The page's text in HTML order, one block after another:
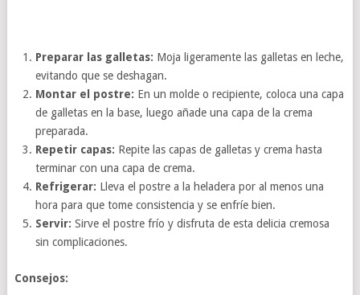
Preparar las galletas: Moja ligeramente las galletas en leche,
evitando que se deshagan.
Montar el postre: En un molde o recipiente, coloca una capa
de galletas en la base, luego añade una capa de la crema
preparada.
Repetir capas: Repite las capas de galletas y crema hasta
terminar con una capa de crema.
Refrigerar: Lleva el postre a la heladera por al menos una
hora para que tome consistencia y se enfríe bien.
Servir: Sirve el postre frío y disfruta de esta delicia cremosa
sin complicaciones.
Consejos: